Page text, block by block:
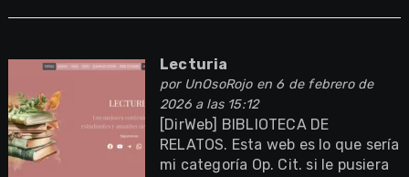
Lecturia
por UnOsoRojoen 6 de febrero de
2026 a las 15:12
[DirWeb] BIBLIOTECA DE
RELATOS. Esta web es lo que sería
mi categoría Op. Cit. si le pusiera